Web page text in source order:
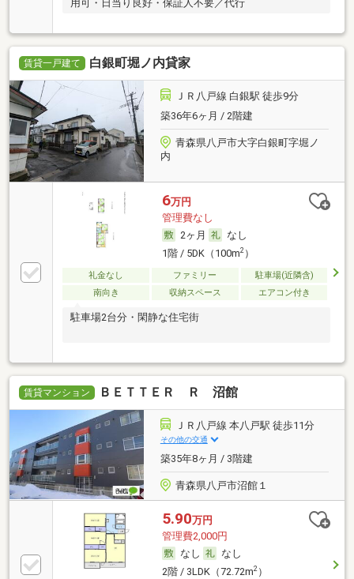
用可・日当り良好・保証人不要／代行
賃貸一戸建て 白銀町堀ノ内貸家
ＪＲ八戸線 白銀駅 徒歩9分
築36年6ヶ月 / 2階建
青森県八戸市大字白銀町字堀ノ
内
6万円
管理費なし
2ヶ月
なし
1階 / 5DK（100m2）
礼金なし ファミリー
駐車場(近隣含)
南向き
収納スペース エアコン付き
駐車場2台分・閑静な住宅街
賃貸マンション ＢＥＴＴＥＲ Ｒ 沼館
ＪＲ八戸線 本八戸駅 徒歩11分
その他の交通
築35年8ヶ月 / 3階建
青森県八戸市沼館１
5.90万円
管理費2,000円
なし
なし
2階 / 3LDK（72.72m2）